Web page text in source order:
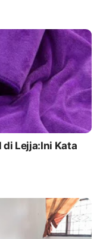
di Lejja:Ini Kata